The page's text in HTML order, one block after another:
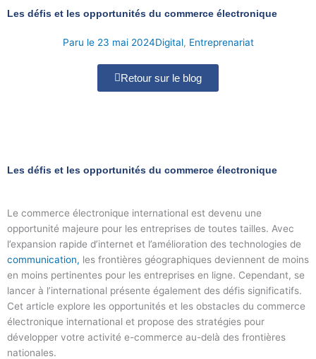
Les défis et les opportunités du commerce électronique
Paru le 23 mai 2024Digital, Entreprenariat
Retour sur le blog
Les défis et les opportunités du commerce électronique
Le commerce électronique international est devenu une
opportunité majeure pour les entreprises de toutes tailles. Avec
l’expansion rapide d’internet et l’amélioration des technologies de
communication, les frontières géographiques deviennent de moins
en moins pertinentes pour les entreprises en ligne. Cependant, se
lancer à l’international présente également des défis significatifs.
Cet article explore les opportunités et les obstacles du commerce
électronique international et propose des stratégies pour
développer votre activité e-commerce au-delà des frontières
nationales.